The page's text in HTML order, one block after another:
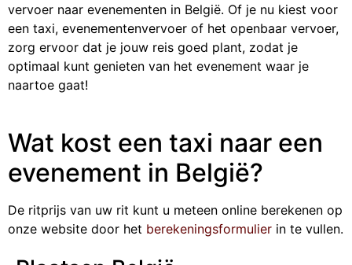
vervoer naar evenementen in België. Of je nu kiest voor
een taxi, evenementenvervoer of het openbaar vervoer,
zorg ervoor dat je jouw reis goed plant, zodat je
optimaal kunt genieten van het evenement waar je
naartoe gaat!
Wat kost een taxi naar een
evenement in België?
De ritprijs van uw rit kunt u meteen online berekenen op
onze website door het berekeningsformulier in te vullen.